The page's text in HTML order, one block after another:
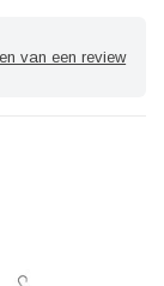
van een review